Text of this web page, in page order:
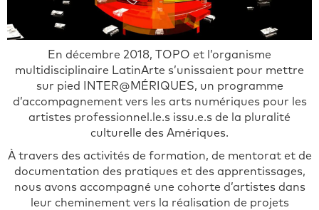
En décembre 2018, TOPO et l’organisme
multidisciplinaire LatinArte s’unissaient pour mettre
sur pied INTER@MÉRIQUES, un programme
d’accompagnement vers les arts numériques pour les
artistes professionnel.le.s issu.e.s de la pluralité
culturelle des Amériques.
À travers des activités de formation, de mentorat et de
documentation des pratiques et des apprentissages,
nous avons accompagné une cohorte d’artistes dans
leur cheminement vers la réalisation de projets